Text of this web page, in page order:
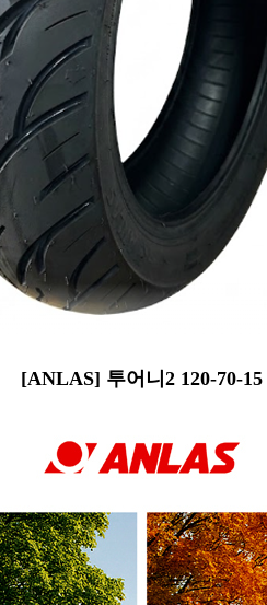
[ANLAS] 투어니2 120-70-15